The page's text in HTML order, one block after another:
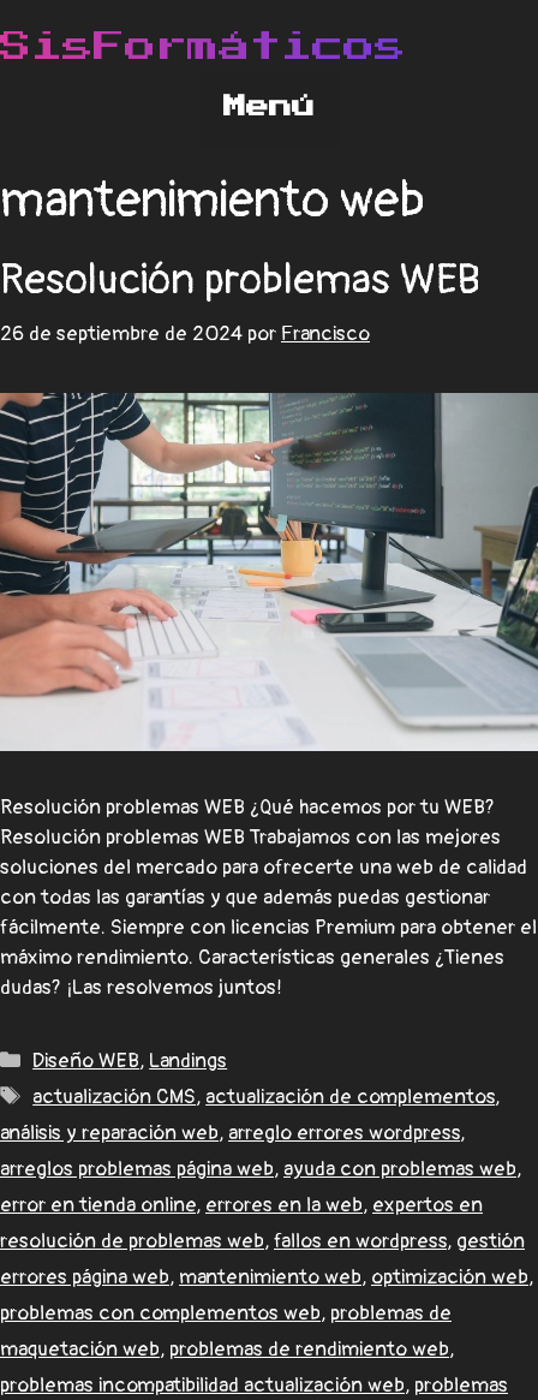
mantenimiento web
Resolución problemas WEB
26 de septiembre de 2024 por Francisco
Resolución problemas WEB ¿Qué hacemos por tu WEB?
Resolución problemas WEB Trabajamos con las mejores
soluciones del mercado para ofrecerte una web de calidad
con todas las garantías y que además puedas gestionar
fácilmente. Siempre con licencias Premium para obtener el
máximo rendimiento. Características generales ¿Tienes
dudas? ¡Las resolvemos juntos!
Diseño WEB, Landings
actualización CMS, actualización de complementos,
análisis y reparación web, arreglo errores wordpress,
arreglos problemas página web, ayuda con problemas web,
error en tienda online, errores en la web, expertos en
resolución de problemas web,fallos en wordpress, gestión
errores página web, mantenimiento web, optimización web,
problemas con complementos web, problemas de
maquetación web, problemas de rendimiento web,
problemas incompatibilidad actualización web, problemas